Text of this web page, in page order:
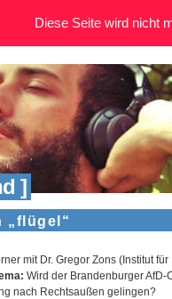
]
„flügel“
mit Dr. Gregor Zons (Institut
Wird der Brandenburger AfD-
nach Rechtsaußen gelingen?
Diese Seite wird nicht